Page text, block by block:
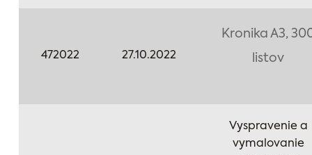
472022 27.10.2022
Kronika A3,
listov
Vyspravenie a
vymalovanie